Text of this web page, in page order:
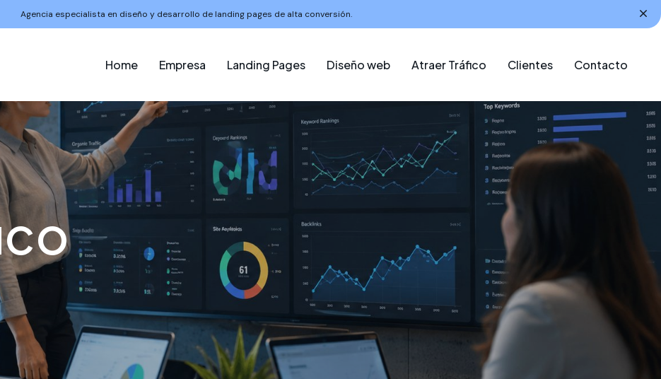
Agencia especialista en diseño y desarrollo de landing pages de alta conversión.
Home Empresa Landing Pages Diseño web Atraer Tráfico Clientes Contacto